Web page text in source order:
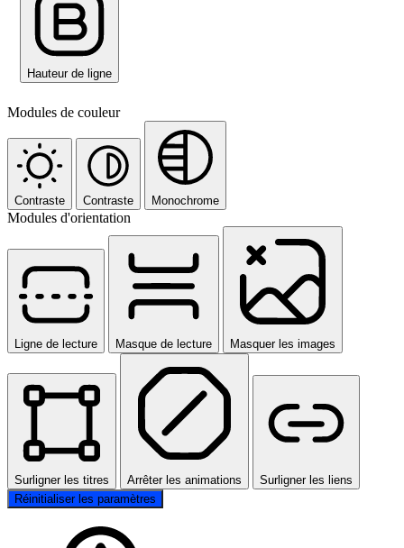
Hauteur de ligne
Modules de couleur
Contraste Contraste Monochrome
Modules d'orientation
Ligne de lecture Masque de lecture Masquer les images
Surligner les titres Arrêter les animations
Surligner les liens
Réinitialiser les paramètres